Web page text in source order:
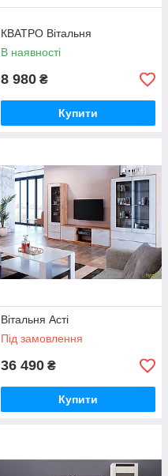
КВАТРО Вітальня
В наявності
8 980 ₴
Купити
Вітальня Асті
Під замовлення
36 490 ₴
Купити